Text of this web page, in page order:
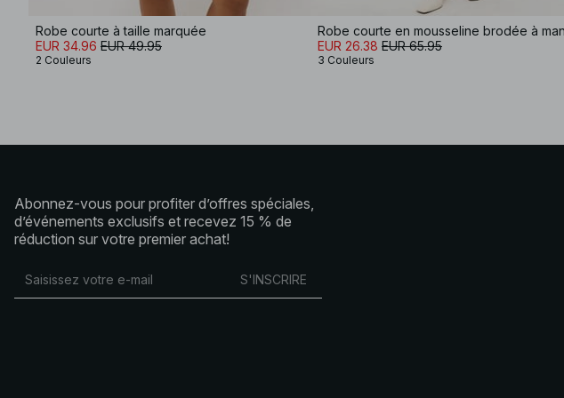
Robe courte à taille marquée
EUR 34.96 EUR 49.95
2 Couleurs
EUR 26.38 EUR 65.95
3 Couleurs
Abonnez-vous pour profiter d’offres spéciales,
d’événements exclusifs et recevez 15 % de
réduction sur votre premier achat!
S'INSCRIRE